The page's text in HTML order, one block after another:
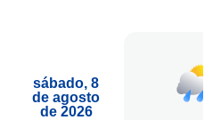
sábado, 8
de agosto
de 2026